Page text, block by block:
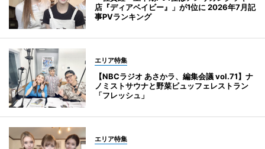
店『ディアベイビー』」が1位に 2026年7月記
事PVランキング
エリア特集
【NBCラジオ あさかラ、編集会議 vol.71】ナ
ノミストサウナと野菜ビュッフェレストラン
「フレッシュ」
エリア特集